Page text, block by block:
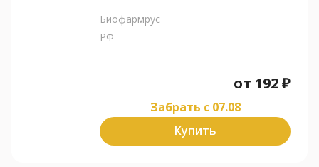
Биофармрус
РФ
от 192₽
Забрать c 07.08
Купить